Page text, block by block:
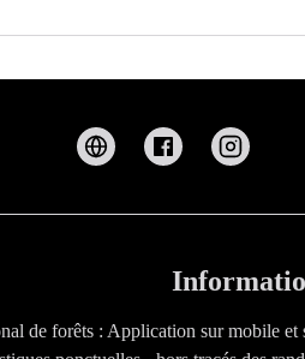
de forêts : Application sur mobile et